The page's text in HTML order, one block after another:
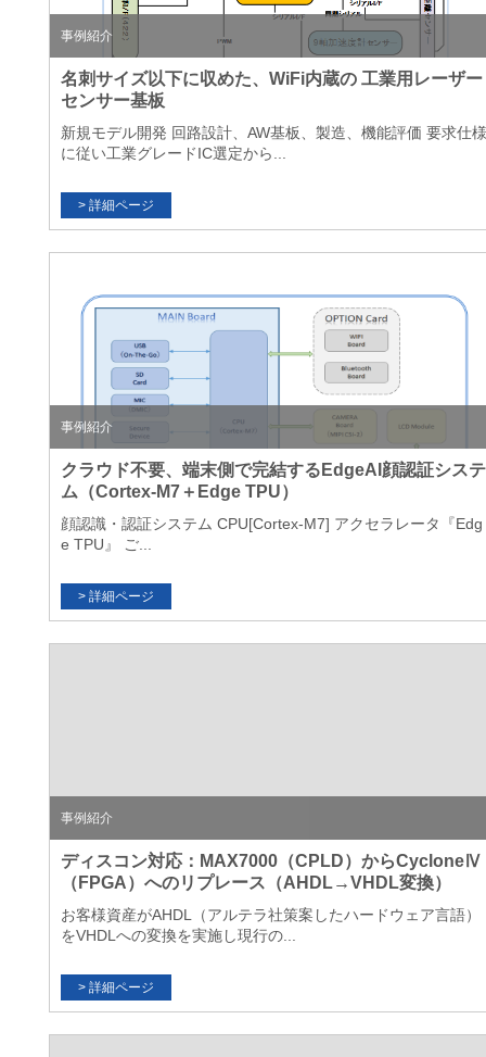
事例紹介
名刺サイズ以下に収めた、WiFi内蔵の 工業用レーザー
センサー基板
新規モデル開発 回路設計、AW基板、製造、機能評価 要求仕様
に従い工業グレードIC選定から...
事例紹介
クラウド不要、端末側で完結するEdgeAI顔認証システ
ム（Cortex-M7＋Edge TPU）
顔認識・認証システム CPU[Cortex-M7] アクセラレータ『Edg
e TPU』 ご...
事例紹介
ディスコン対応：MAX7000（CPLD）からCycloneⅣ
（FPGA）へのリプレース（AHDL→VHDL変換）
お客様資産がAHDL（アルテラ社策案したハードウェア言語）
をVHDLへの変換を実施し現行の...